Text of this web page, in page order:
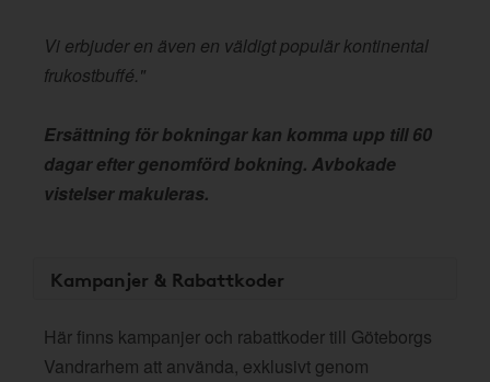
Vi erbjuder en även en väldigt populär kontinental
frukostbuffé."
Ersättning för bokningar kan komma upp till 60
dagar efter genomförd bokning. Avbokade
vistelser makuleras.
Kampanjer & Rabattkoder
Här finns kampanjer och rabattkoder till Göteborgs
Vandrarhem att använda, exklusivt genom